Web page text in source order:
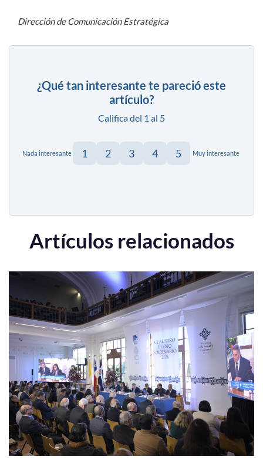
Dirección de Comunicación Estratégica
¿Qué tan interesante te pareció este
artículo?
Califica del 1 al 5
Nada interesante 1 2 3 4 5 Muy interesante
Artículos relacionados